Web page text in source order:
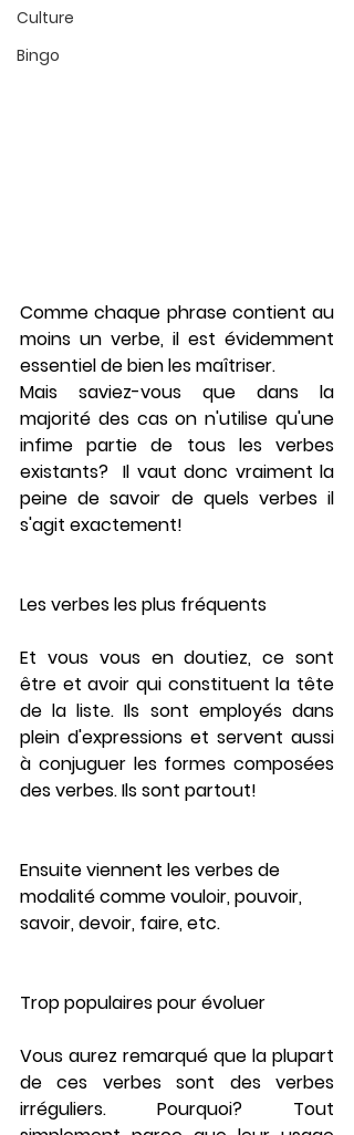
Culture
Bingo
Comme chaque phrase contient au
moins un verbe, il est évidemment
essentiel de bien les maîtriser.
Mais saviez-vous que dans la
majorité des cas on n'utilise qu'une
infime partie de tous les verbes
existants?  Il vaut donc vraiment la
peine de savoir de quels verbes il
s'agit exactement!
Les verbes les plus fréquents
être et avoir qui constituent la tête
de la liste. Ils sont employés dans
plein d'expressions et servent aussi
à conjuguer les formes composées
des verbes. Ils sont partout!
Ensuite viennent les verbes de
modalité comme vouloir, pouvoir,
savoir, devoir, faire, etc.
Trop populaires pour évoluer
Vous aurez remarqué que la plupart
de ces verbes sont des verbes
irréguliers.  Pourquoi?  Tout